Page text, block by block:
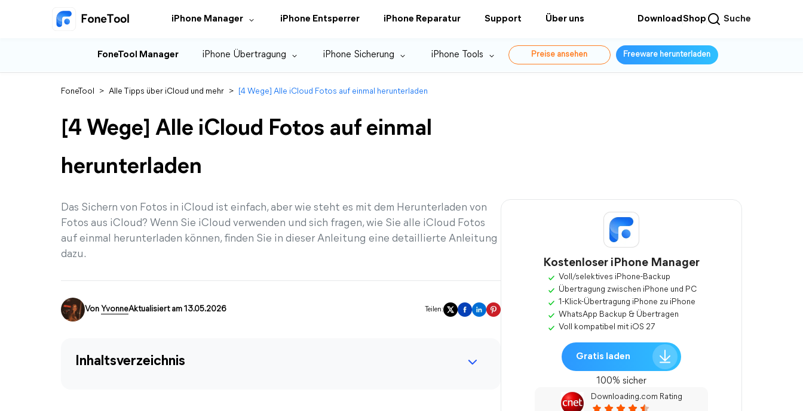
iPhone Manager iPhone Entsperrer iPhone Reparatur Support Über uns DownloadShop Suche
FoneTool Manager iPhone Übertragung iPhone Sicherung iPhone Tools Preise ansehen Freeware herunterladen
FoneTool > Alle Tipps über iCloud und mehr > [4 Wege] Alle iCloud Fotos auf einmal herunterladen
[4 Wege] Alle iCloud Fotos auf einmal
herunterladen
Das Sichern von Fotos in iCloud ist einfach, aber wie steht es mit dem Herunterladen von
Fotos aus iCloud? Wenn Sie iCloud verwenden und sich fragen, wie Sie alle iCloud Fotos
auf einmal herunterladen können, finden Sie in dieser Anleitung eine detaillierte Anleitung
dazu.
Von YvonneAktualisiert am 13.05.2026 Teilen:
Inhaltsverzeichnis
Kostenloser iPhone Manager
Voll/selektives iPhone-Backup
Übertragung zwischen iPhone und PC
1-Klick-Übertragung iPhone zu iPhone
WhatsApp Backup & Übertragen
Voll kompatibel mit iOS 27
Gratis laden
100% sicher
Downloading.com Rating